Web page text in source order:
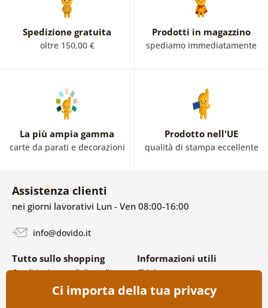
Spedizione gratuita
oltre 150,00 €
Prodotti in magazzino
spediamo immediatamente
La più ampia gamma
carte da parati e decorazioni
Prodotto nell'UE
qualità di stampa eccellente
Assistenza clienti
nei giorni lavorativi Lun - Ven 08:00-16:00
info@dovido.it
Tutto sullo shopping
Condizioni generali di vendita e
Politica sulla privacy
Informazioni utili
Chi siamo
FAQ
Contatti
Ci importa della tua privacy